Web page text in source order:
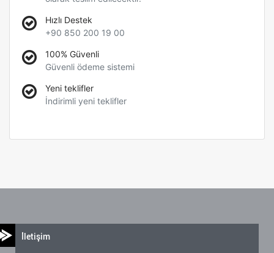
Hızlı Destek
+90 850 200 19 00
100% Güvenli
Güvenli ödeme sistemi
Yeni teklifler
İndirimli yeni teklifler
İletişim